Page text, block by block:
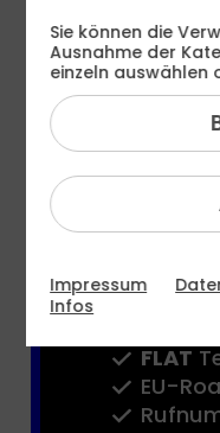
FLAT
16 GB
FLAT
EU-
Sie können die
Ausnahme der
einzeln auswählen
Impressum
Infos